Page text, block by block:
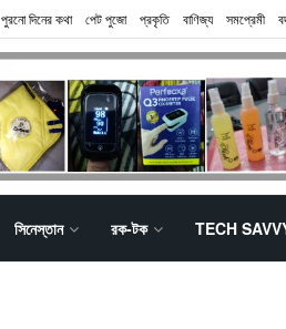
পুরনো দিনের কথা পেট পুজো প্রকৃতি বাণিজ্য সমপ্রেমী
সিনেস্তান রক-টক TECH